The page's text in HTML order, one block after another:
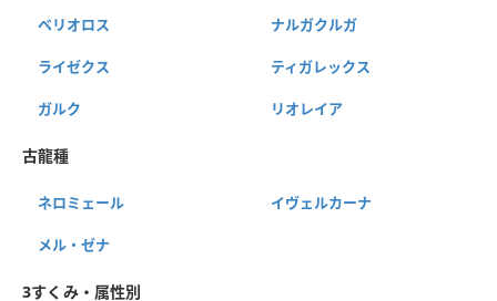
ベリオロス ナルガクルガ
ライゼクス ティガレックス
ガルク リオレイア
古龍種
ネロミェール イヴェルカーナ
メル・ゼナ
3すくみ・属性別